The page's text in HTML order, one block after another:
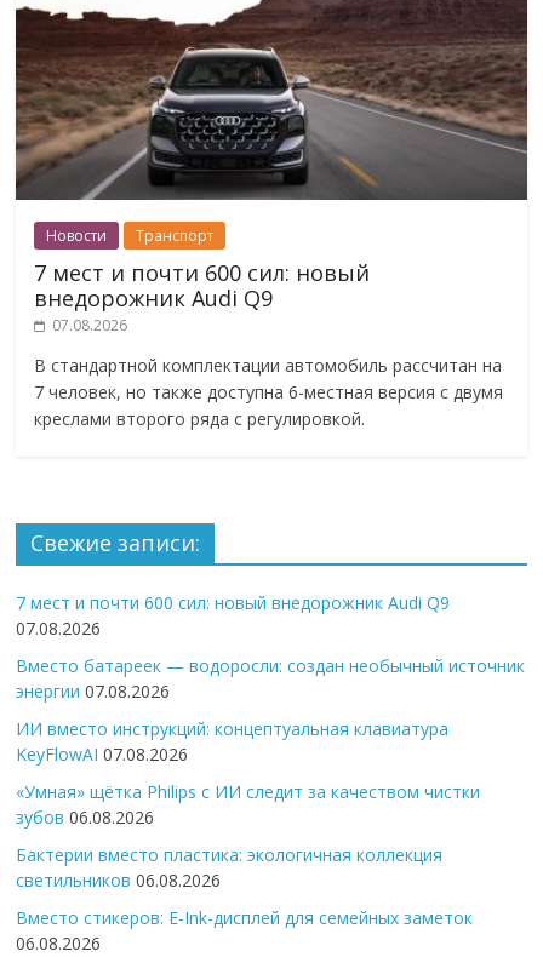
Новости Транспорт
7 мест и почти 600 сил: новый
внедорожник Audi Q9
07.08.2026
В стандартной комплектации автомобиль рассчитан на
7 человек, но также доступна 6-местная версия с двумя
креслами второго ряда с регулировкой.
Свежие записи:
7 мест и почти 600 сил: новый внедорожник Audi Q9
07.08.2026
Вместо батареек — водоросли: создан необычный источник
энергии 07.08.2026
ИИ вместо инструкций: концептуальная клавиатура
KeyFlowAI 07.08.2026
«Умная» щётка Philips с ИИ следит за качеством чистки
зубов 06.08.2026
Бактерии вместо пластика: экологичная коллекция
светильников 06.08.2026
Вместо стикеров: E-Ink-дисплей для семейных заметок
06.08.2026